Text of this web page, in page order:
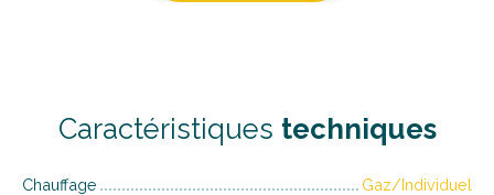
Caractéristiques techniques
Chauffage
Gaz/Individuel